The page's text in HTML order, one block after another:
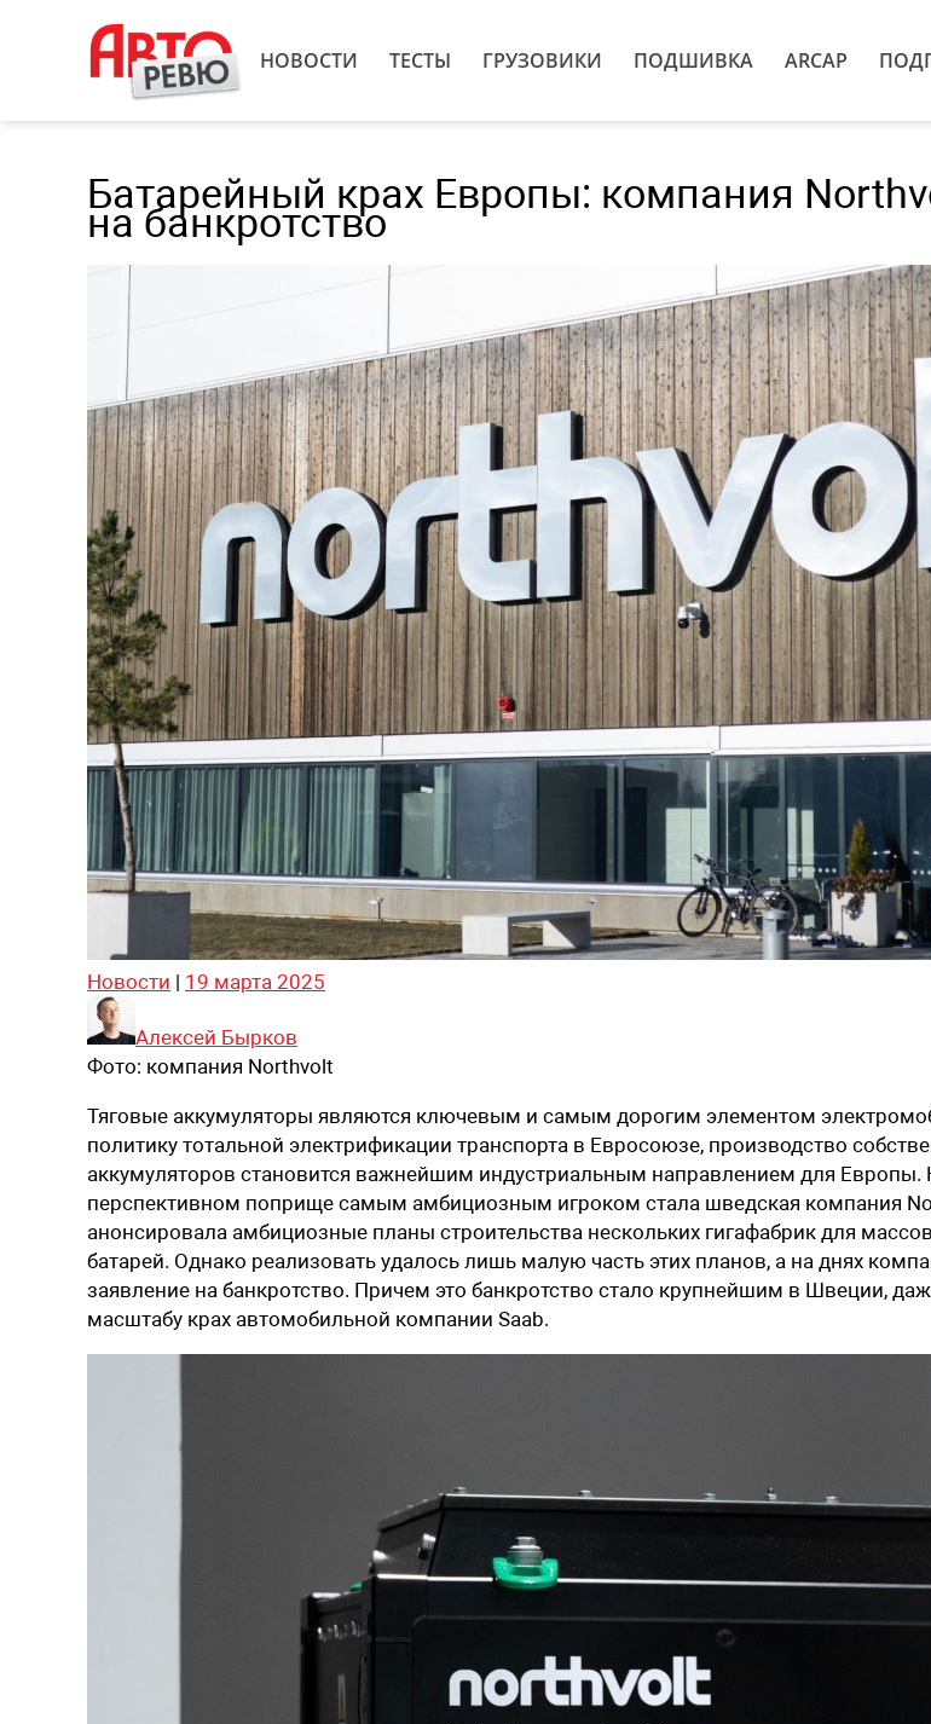
НОВОСТИ ТЕСТЫ ГРУЗОВИКИ ПОДШИВКА ARCAP
Батарейный крах Европы: компания
на банкротство
Новости | 19 марта 2025
Алексей Бырков
Фото: компания Northvolt
Тяговые аккумуляторы являются ключевым и самым дорогим элементом
политику тотальной электрификации транспорта в Евросоюзе, производство
аккумуляторов становится важнейшим индустриальным направлением для Европы.
перспективном поприще самым амбициозным игроком стала шведская компания
анонсировала амбициозные планы строительства нескольких гигафабрик для
батарей. Однако реализовать удалось лишь малую часть этих планов, а на днях
заявление на банкротство. Причем это банкротство стало крупнейшим в Швеции,
масштабу крах автомобильной компании Saab.